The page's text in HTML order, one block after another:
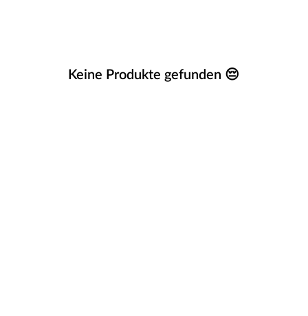
Keine Produkte gefunden 😔